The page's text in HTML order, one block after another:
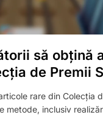
să obțină
de Premii
rare din Colecția
metode, inclusiv